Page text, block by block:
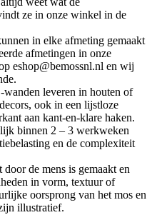
ze in onze winkel in de
in elke afmeting gemaakt
afmetingen in onze
eshop@bemossnl.nl en wij
leveren in houten of
ook in een lijstloze
aan kant-en-klare haken.
binnen 2 – 3 werkweken
en de complexiteit
de mens is gemaakt en
in vorm, textuur of
oorsprong van het mos en
illustratief.